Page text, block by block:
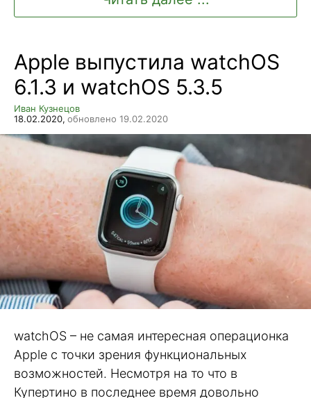
Apple выпустила watchOS
6.1.3 и watchOS 5.3.5
Иван Кузнецов
18.02.2020, обновлено 19.02.2020
watchOS – не самая интересная операционка
Apple с точки зрения функциональных
возможностей. Несмотря на то что в
Купертино в последнее время довольно